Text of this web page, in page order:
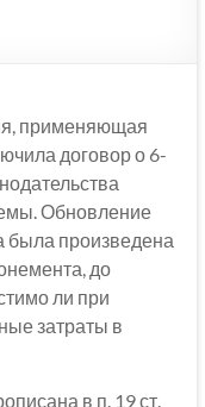
применяющая
договор о 6-
Обновление
была произведена
до
ли при
затраты в
в п. 19 ст.